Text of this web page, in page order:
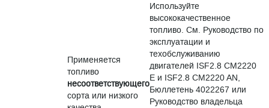
Применяется
топливо
несоответствующего
сорта или низкого
Используйте
высококачественное
топливо. См. Руководство по
эксплуатации и
техобслуживанию
двигателей ISF2.8 CM2220
E и ISF2.8 CM2220 AN,
Бюллетень 4022267 или
Руководство владельца